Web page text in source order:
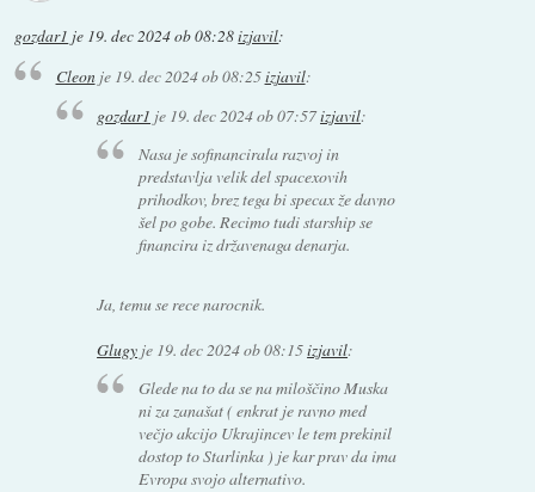
gozdar1 je 19. dec 2024 ob 08:28izjavil:
Cleonje 19. dec 2024 ob 08:25izjavil:
gozdar1 je 19. dec 2024 ob 07:57izjavil:
Nasa je sofinancirala razvoj in
predstavlja velik del spacexovih
prihodkov, brez tega bi specax že davno
šel po gobe. Recimo tudi starship se
financira iz državenaga denarja.
Ja, temu se rece narocnik.
Glugy je 19. dec 2024 ob 08:15izjavil:
Glede na to da se na miloščino Muska
ni za zanašat ( enkrat je ravno med
večjo akcijo Ukrajincev le tem prekinil
dostop to Starlinka ) je kar prav da ima
Evropa svojo alternativo.